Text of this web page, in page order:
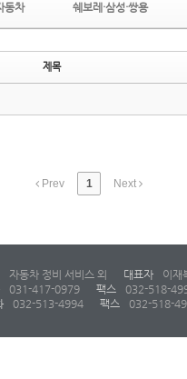
동차 쉐보레·삼성·쌍용
제목
Prev 1 Next
자동차 정비 서비스 외 대표자 이재
031-417-0979 팩스
032-518-
032-513-4994 팩스 032-518-